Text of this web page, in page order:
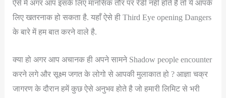
ऐसे में अगर आप इसके लिए मानसिक तौर पर रेडी नहीं होते है तो ये आपके
लिए खतरनाक हो सकता है. यहाँ ऐसे ही Third Eye opening Dangers
के बारे में हम बात करने वाले है.
क्या हो अगर आप अचानक ही अपने सामने Shadow people encounter
करने लगे और सूक्ष्म जगत के लोगो से आपकी मुलाकात हो ? आज्ञा चक्र
जागरण के दौरान हमें कुछ ऐसे अनुभव होते है जो हमारी लिमिट से भरी